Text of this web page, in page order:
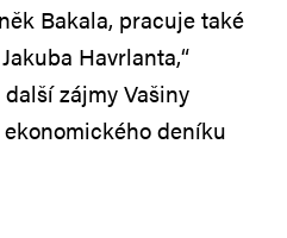
Bakala, pracuje také
Havrlanta,“
zájmy Vašiny
deníku